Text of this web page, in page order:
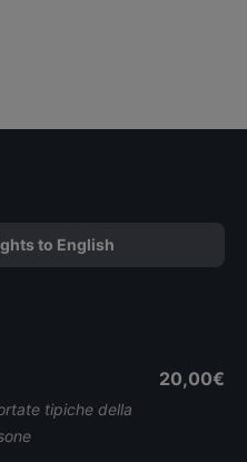
to English
tipiche della
20,00€